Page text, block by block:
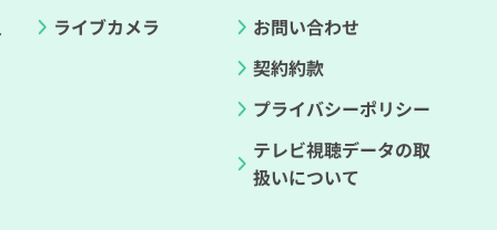
ライブカメラ
お問い合わせ
契約約款
プライバシーポリシー
テレビ視聴データの取
扱いについて